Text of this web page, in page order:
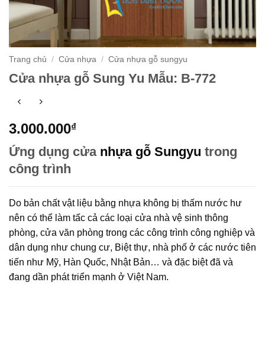
Trang chủ / Cửa nhựa / Cửa nhựa gỗ sungyu
Cửa nhựa gỗ Sung Yu Mẫu: B-772
3.000.000₫
Ứng dụng cửa nhựa gỗ Sungyu trong
công trình
Do bản chất vật liệu bằng nhựa không bị thấm nước hư
nên có thể làm tấc cả các loại cửa nhà vệ sinh thông
phòng, cửa văn phòng trong các công trình công nghiệp và
dân dụng như chung cư, Biệt thự, nhà phố ở các nước tiên
tiến như Mỹ, Hàn Quốc, Nhật Bản… và đặc biệt đã và
đang dần phát triển mạnh ở Việt Nam.